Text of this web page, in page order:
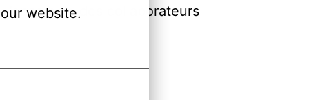
website.des collaborateurs